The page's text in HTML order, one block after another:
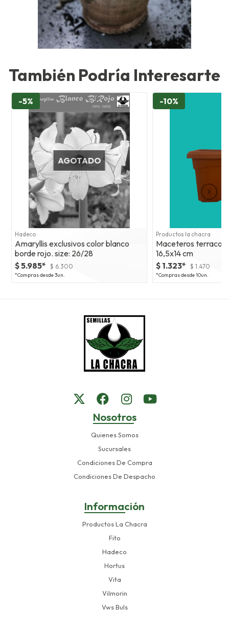
También Podría Interesarte
-5%
AGOTADO
Hadeco
Amaryllis exclusivos color blanco
borde rojo. size: 26/28
$ 5.985* $ 6.300
*Compras desde 3un.
-10%
Productos la chacra
Maceteros
16,5x14 cm
$ 1.323* $ 1.470
*Compras desde 10un.
Nosotros
Quienes Somos
Sucursales
Condiciones De Compra
Condiciones De Despacho
Información
Productos La Chacra
Fito
Hadeco
Hortus
Vita
Vilmorin
Vws Buls